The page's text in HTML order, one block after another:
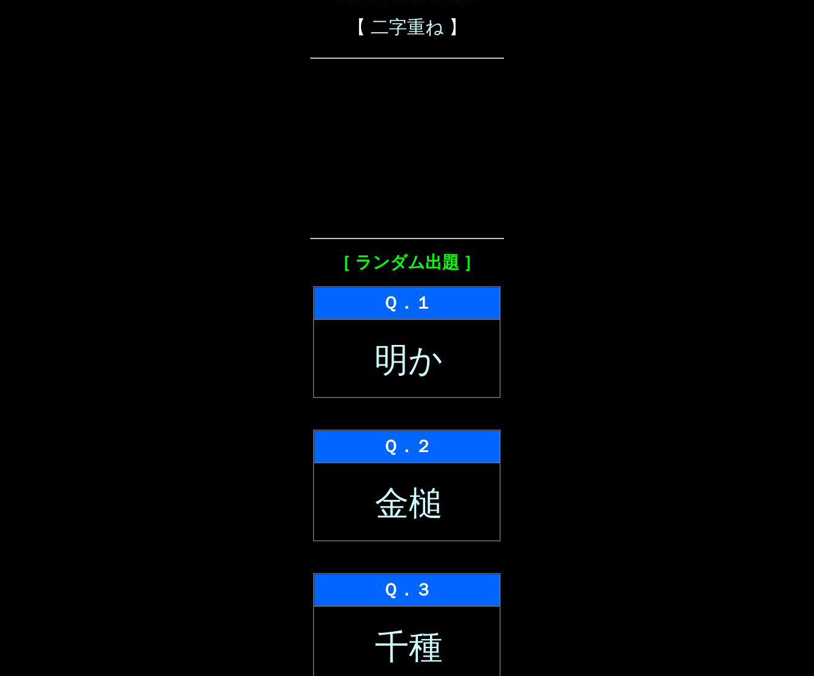
【 二字重ね 】
［ ランダム出題 ］
Ｑ．１
明か
Ｑ．２
金槌
Ｑ．３
千種